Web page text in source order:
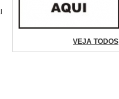
VEJA TODOS